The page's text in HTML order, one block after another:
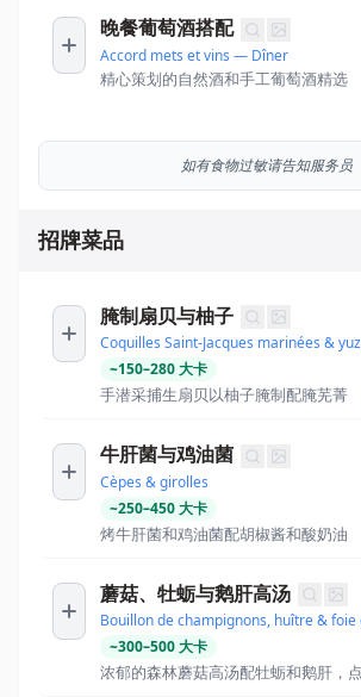
晚餐葡萄酒搭配
Accord mets et vins — Dîner
精心策划的自然酒和手工葡萄酒精选
如有食物过敏请告知服务员
招牌菜品
腌制扇贝与柚子
Coquilles Saint-Jacques marinées &
~150–280大卡
手潜采捕生扇贝以柚子腌制配腌芜菁
牛肝菌与鸡油菌
Cèpes & girolles
~250–450大卡
烤牛肝菌和鸡油菌配胡椒酱和酸奶油
蘑菇、牡蛎与鹅肝高汤
Bouillon de champignons, huître & foie
~300–500大卡
浓郁的森林蘑菇高汤配牡蛎和鹅肝，